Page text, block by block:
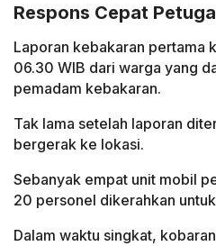
Respons Cepat
Laporan kebakaran pertama
06.30 WIB dari warga yang
pemadam kebakaran.
Tak lama setelah laporan
bergerak ke lokasi.
Sebanyak empat unit mobil
20 personel dikerahkan
Dalam waktu singkat,